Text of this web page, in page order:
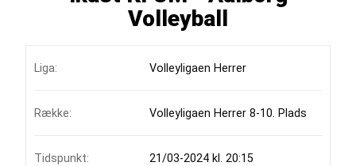
Volleyball
Liga: Volleyligaen Herrer
Række: Volleyligaen Herrer 8-10. Plads
Tidspunkt: 21/03-2024 kl. 20:15